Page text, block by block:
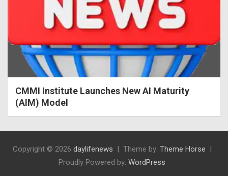
CMMI Institute Launches New AI Maturity
(AIM) Model
Copyright © 2026 daylifenews Theme by: Theme Horse
Proudly Powered by: WordPress